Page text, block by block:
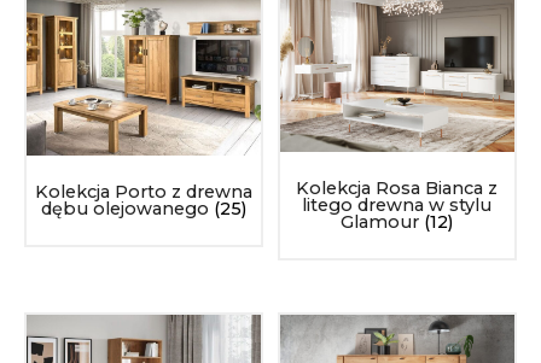
Kolekcja Porto z drewna
dębu olejowanego (25)
Kolekcja Rosa Bianca z
litego drewna w stylu
Glamour (12)